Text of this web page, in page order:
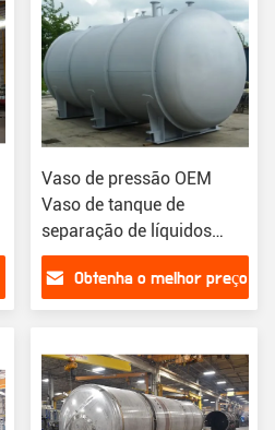
Vaso de pressão OEM
Vaso de tanque de
separação de líquidos
para a indústria de refino
petroquímico
Obtenha o melhor preço